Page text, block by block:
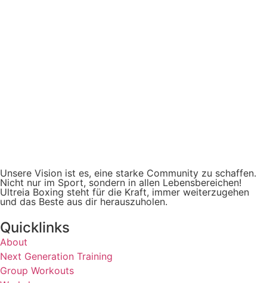
Unsere Vision ist es, eine starke Community zu schaffen.
Nicht nur im Sport, sondern in allen Lebensbereichen!
Ultreia Boxing steht für die Kraft, immer weiterzugehen
und das Beste aus dir herauszuholen.
Quicklinks
About
Next Generation Training
Group Workouts